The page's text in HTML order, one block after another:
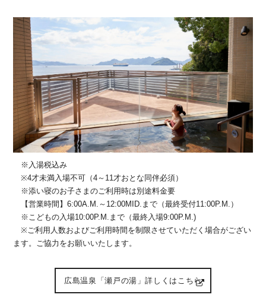
※入湯税込み
※4才未満入場不可（4～11才おとな同伴必須）
※添い寝のお子さまのご利用時は別途料金要
【営業時間】6:00A.M.～12:00MID.まで（最終受付11:00P.M.）
※こどもの入場10:00P.M.まで（最終入場9:00P.M.)
※ご利用人数およびご利用時間を制限させていただく場合がござい
ます。ご協力をお願いいたします。
広島温泉「瀬戸の湯」詳しくはこちら